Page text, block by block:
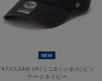
NEW
’47/CLEAN UP/ミニBシンボル/ビン
テージネイビー